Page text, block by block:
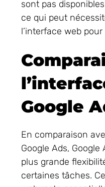
sont pas
ce qui peut
l’interface web
Google
En comparaison
Google Ads,
plus grande
certaines tâches.